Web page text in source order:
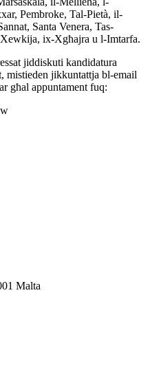
Pembroke, Tal-Pietà, il-
Santa Venera, Tas-
ix-Xgħajra u l-Imtarfa.
jiddiskuti kandidatura
mistieden jikkuntattja bl-email
għal appuntament fuq:
Malta